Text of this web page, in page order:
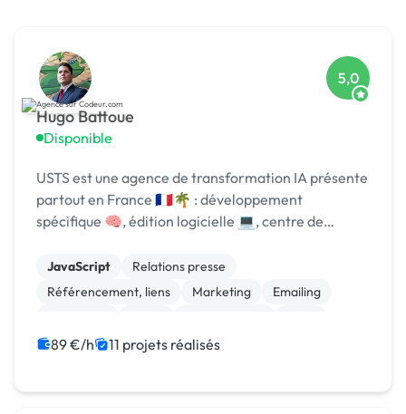
Hugo Battoue
Disponible
5,0
USTS est une agence de transformation IA présente
partout en France 🇫🇷🌴 : développement
spécifique 🧠, édition logicielle 💻, centre de
MASQUÉE] 🏆 !
JavaScript
Relations presse
Référencement, liens
Marketing
Emailing
Charte graphique
89 €/h 11 projets réalisés